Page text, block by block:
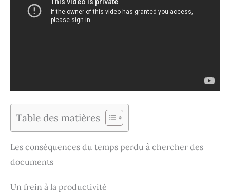
Table des matières
Les conséquences du temps perdu à chercher des
documents
Un frein à la productivité